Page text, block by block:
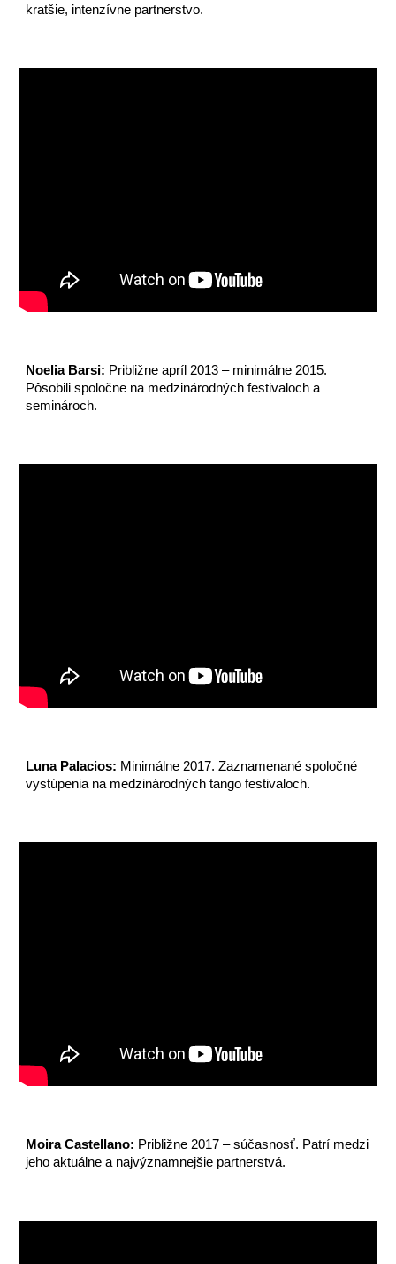
kratšie, intenzívne partnerstvo.
Noelia Barsi: Približne apríl 2013 – minimálne 2015.
Pôsobili spoločne na medzinárodných festivaloch a
seminároch.
Luna Palacios: Minimálne 2017. Zaznamenané spoločné
vystúpenia na medzinárodných tango festivaloch.
Moira Castellano: Približne 2017 – súčasnosť. Patrí medzi
jeho aktuálne a najvýznamnejšie partnerstvá.